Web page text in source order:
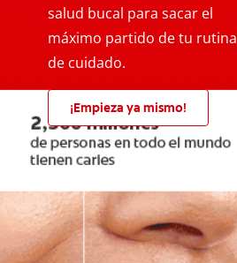
salud bucal para sacar el
máximo partido de tu rutina
de cuidado.
¡Empieza ya mismo!